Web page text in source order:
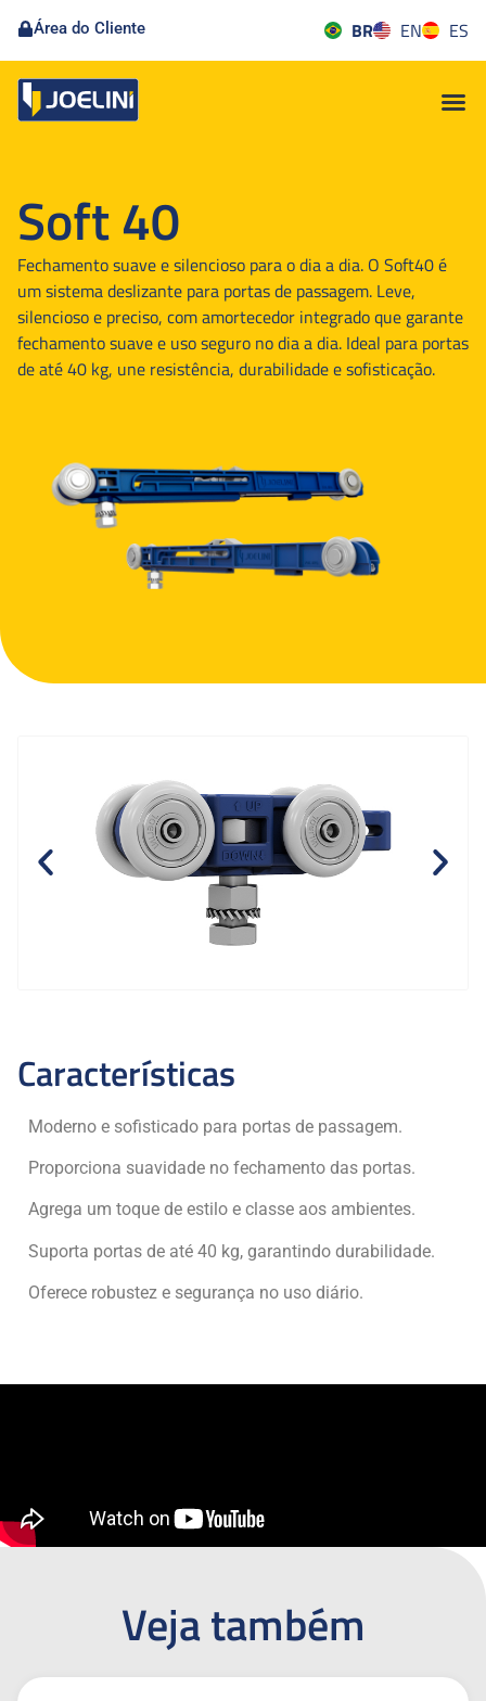
Área do Cliente BR EN ES
Soft 40
Fechamento suave e silencioso para o dia a dia. O Soft40 é
um sistema deslizante para portas de passagem. Leve,
silencioso e preciso, com amortecedor integrado que garante
fechamento suave e uso seguro no dia a dia. Ideal para portas
de até 40 kg, une resistência, durabilidade e sofisticação.
Características
Moderno e sofisticado para portas de passagem.
Proporciona suavidade no fechamento das portas.
Agrega um toque de estilo e classe aos ambientes.
Suporta portas de até 40 kg, garantindo durabilidade.
Oferece robustez e segurança no uso diário.
Veja também